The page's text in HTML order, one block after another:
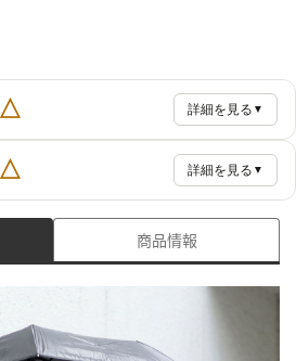
△ 詳細を見る ▼
△ 詳細を見る ▼
商品情報